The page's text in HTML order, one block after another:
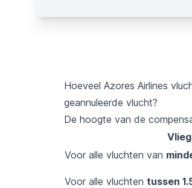
Hoeveel Azores Airlines
geannuleerde vlucht?
De hoogte van de
Voor alle vluchten van
Voor alle vluchten tussen